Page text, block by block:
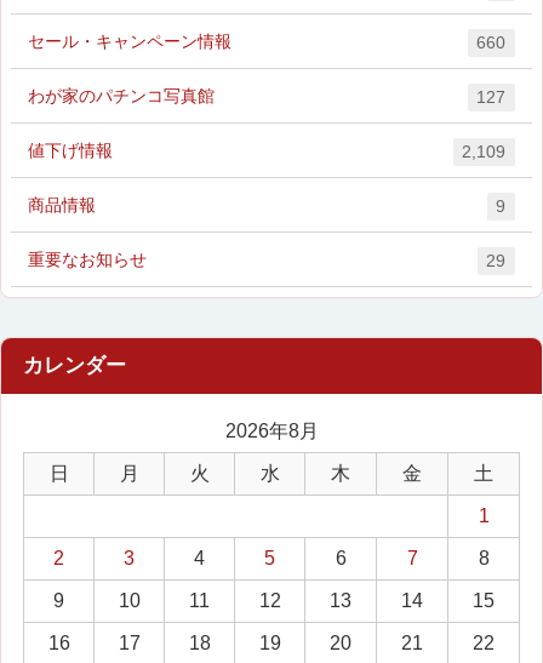
セール・キャンペーン情報 660
わが家のパチンコ写真館 127
値下げ情報 2,109
商品情報 9
重要なお知らせ 29
2026年8月
日 月 火 水 木 金 土
1
2 3 4 5 6 7 8
9 10 11 12 13 14 15
16 17 18 19 20 21 22